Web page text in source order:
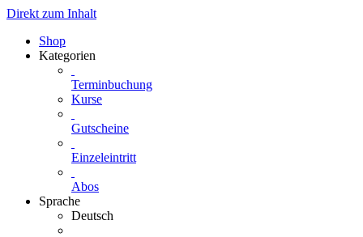
Direkt zum Inhalt
Shop
Kategorien
Terminbuchung
Kurse
Gutscheine
Einzeleintritt
Abos
Sprache
Deutsch